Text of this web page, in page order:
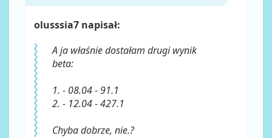
olusssia7 napisał:
A ja właśnie dostałam drugi wynik
beta:
1. - 08.04 - 91.1
2. - 12.04 - 427.1
Chyba dobrze, nie.?